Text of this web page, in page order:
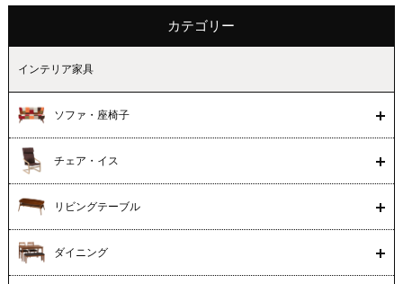
カテゴリー
インテリア家具
ソファ・座椅子
チェア・イス
リビングテーブル
ダイニング